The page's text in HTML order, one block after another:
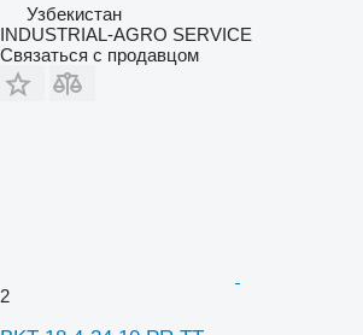
Узбекистан
INDUSTRIAL-AGRO SERVICE
Связаться с продавцом
2